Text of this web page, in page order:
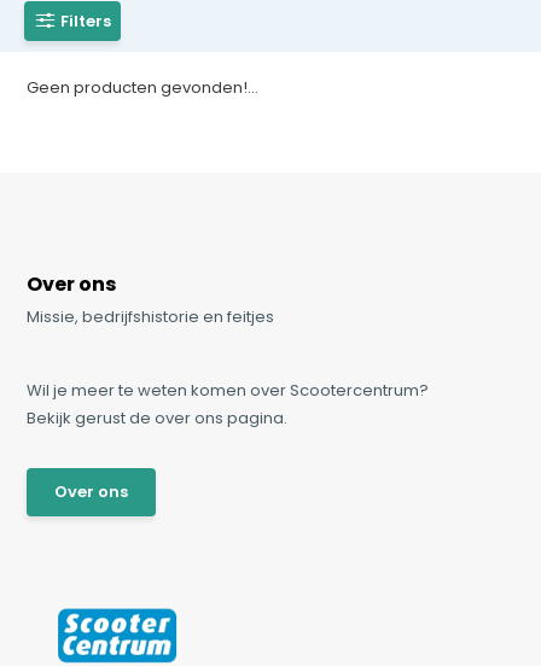
Filters
Geen producten gevonden!...
Over ons
Missie, bedrijfshistorie en feitjes
Wil je meer te weten komen over Scootercentrum?
Bekijk gerust de over ons pagina.
Over ons